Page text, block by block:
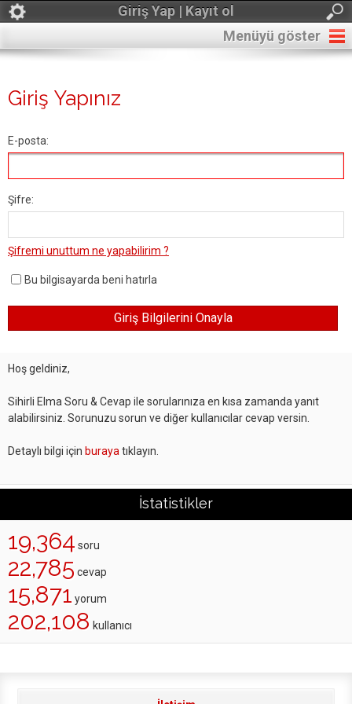
Giriş Yap | Kayıt ol
Menüyü göster
Giriş Yapınız
E-posta:
Şifre:
Şifremi unuttum ne yapabilirim ?
Bu bilgisayarda beni hatırla
Hoş geldiniz,
Sihirli Elma Soru & Cevap ile sorularınıza en kısa zamanda yanıt
alabilirsiniz. Sorunuzu sorun ve diğer kullanıcılar cevap versin.
Detaylı bilgi için buraya tıklayın.
İstatistikler
19,364 soru
22,785 cevap
15,871 yorum
202,108 kullanıcı